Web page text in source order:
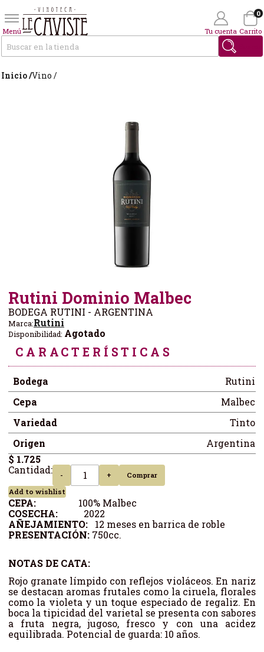
Menú Tu cuenta Carrito
0
Inicio /Vino /
Rutini Dominio Malbec
BODEGA RUTINI - ARGENTINA
Marca:Rutini
Disponibilidad: Agotado
CARACTERÍSTICAS
Bodega
Rutini
Cepa
Malbec
Variedad
Tinto
Origen
Argentina
$ 1.725
Cantidad:
- +
Comprar
Add to wishlist
CEPA: 100% Malbec
COSECHA: 2022
AÑEJAMIENTO: 12 meses en barrica de roble
PRESENTACIÓN: 750cc.
NOTAS DE CATA:
Rojo granate límpido con reflejos violáceos. En nariz
se destacan aromas frutales como la ciruela, florales
como la violeta y un toque especiado de regaliz. En
boca la tipicidad del varietal se presenta con sabores
a fruta negra, jugoso, fresco y con una acidez
equilibrada. Potencial de guarda: 10 años.